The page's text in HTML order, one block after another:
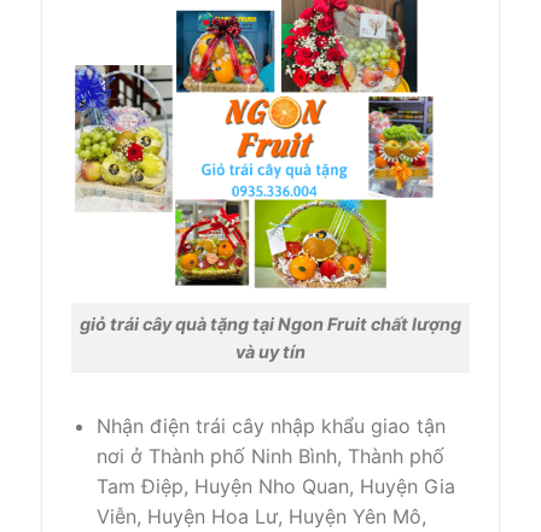
giỏ trái cây quà tặng tại Ngon Fruit chất lượng
và uy tín
Nhận điện trái cây nhập khẩu giao tận
nơi ở Thành phố Ninh Bình, Thành phố
Tam Điệp, Huyện Nho Quan, Huyện Gia
Viễn, Huyện Hoa Lư, Huyện Yên Mô,